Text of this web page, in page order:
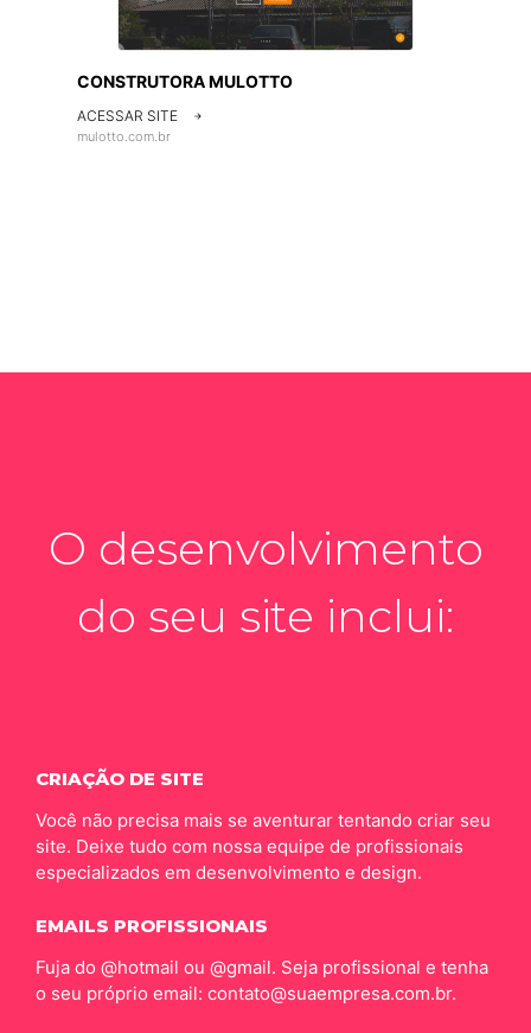
CONSTRUTORA MULOTTO
ACESSAR SITE 
mulotto.com.br
O desenvolvimento
do seu site inclui:
CRIAÇÃO DE SITE
Você não precisa mais se aventurar tentando criar seu
site. Deixe tudo com nossa equipe de profissionais
especializados em desenvolvimento e design.
EMAILS PROFISSIONAIS
Fuja do @hotmail ou @gmail. Seja profissional e tenha
o seu próprio email: contato@suaempresa.com.br.